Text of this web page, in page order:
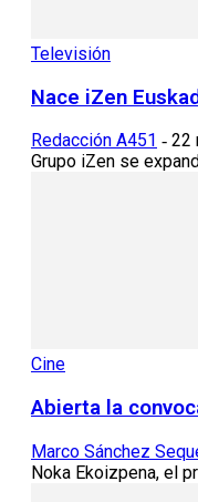
Televisión
Nace iZen
Redacción A451 - 22
Grupo iZen se
Cine
Abierta la
Marco Sánchez
Noka Ekoizpena, el